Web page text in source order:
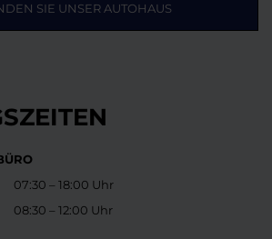
SIE UNSER AUTOHAUS
07:30 – 18:00 Uhr
08:30 – 12:00 Uhr